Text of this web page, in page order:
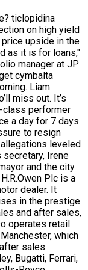
ticlopidina
on high yield
upside in the
as it is for loans,"
manager at JP
cymbalta
Liam
miss out. It’s
class performer
a day for 7 days
to resign
leveled
Irene
and the city
Plc is a
dealer. It
in the prestige
and after sales,
operates retail
which
sales
Bugatti, Ferrari,